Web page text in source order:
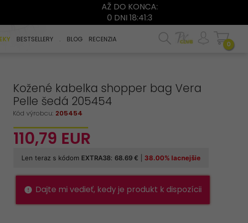
AŽ DO KONCA:
0 DNI 18:41:2
BESTSELLERY . BLOG RECENZIA
0
Kožené kabelka shopper bag Vera
Pelle šedá 205454
Kód výrobcu: 205454
110,79 EUR
Dajte mi vedieť, kedy je produkt k dispozícii